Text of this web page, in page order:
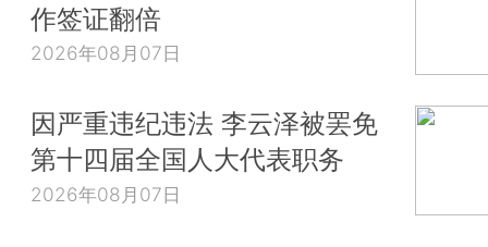
作签证翻倍
2026年08月07日
因严重违纪违法 李云泽被罢免
第十四届全国人大代表职务
2026年08月07日